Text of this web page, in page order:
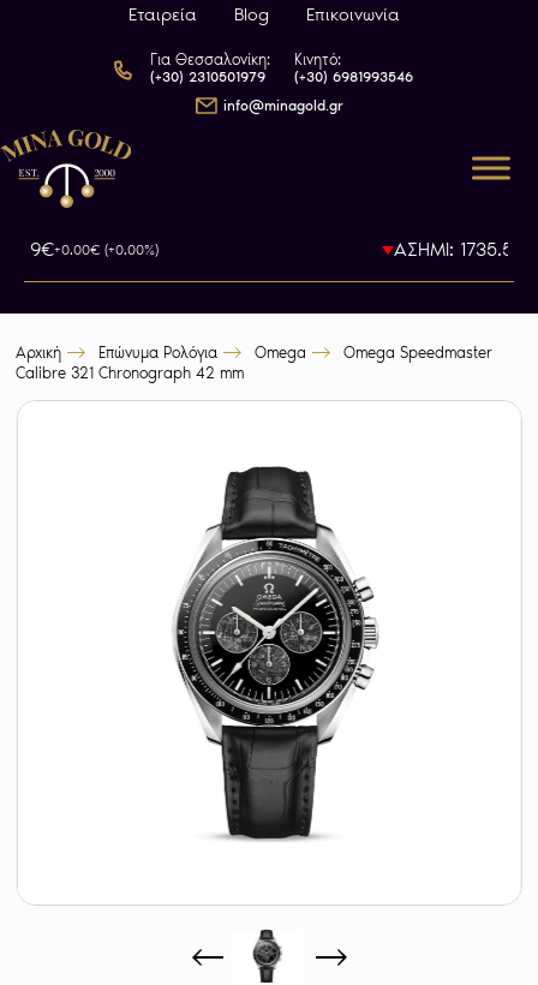
Εταιρεία Blog Επικοινωνία
Για Θεσσαλονίκη:
(+30) 2310501979
Κινητό:
(+30) 6981993546
info@minagold.gr
+0.00€ (+0.00%) ΑΣΗΜΙ: 1735.5€
Αρχική Επώνυμα Ρολόγια Omega
Omega Speedmaster
Calibre 321 Chronograph 42 mm